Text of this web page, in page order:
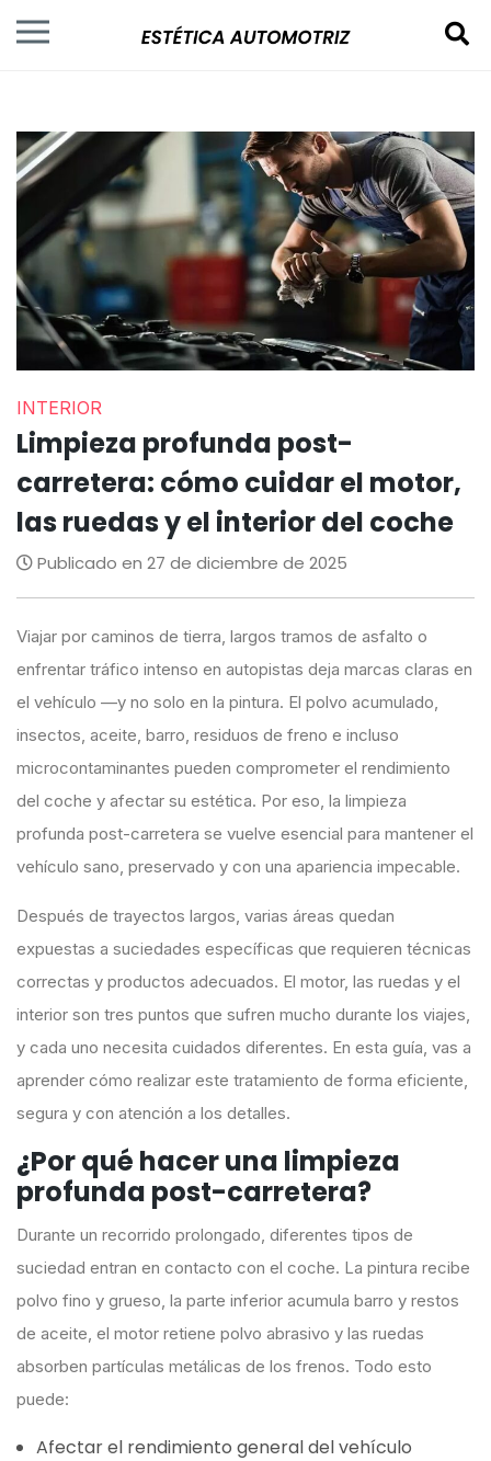
INTERIOR
Limpieza profunda post-
carretera: cómo cuidar el motor,
las ruedas y el interior del coche
Publicado en 27 de diciembre de 2025
Viajar por caminos de tierra, largos tramos de asfalto o
enfrentar tráfico intenso en autopistas deja marcas claras en
el vehículo —y no solo en la pintura. El polvo acumulado,
insectos, aceite, barro, residuos de freno e incluso
microcontaminantes pueden comprometer el rendimiento
del coche y afectar su estética. Por eso, la limpieza
profunda post-carretera se vuelve esencial para mantener el
vehículo sano, preservado y con una apariencia impecable.
Después de trayectos largos, varias áreas quedan
expuestas a suciedades específicas que requieren técnicas
correctas y productos adecuados. El motor, las ruedas y el
interior son tres puntos que sufren mucho durante los viajes,
y cada uno necesita cuidados diferentes. En esta guía, vas a
aprender cómo realizar este tratamiento de forma eficiente,
segura y con atención a los detalles.
¿Por qué hacer una limpieza
profunda post-carretera?
Durante un recorrido prolongado, diferentes tipos de
suciedad entran en contacto con el coche. La pintura recibe
polvo fino y grueso, la parte inferior acumula barro y restos
de aceite, el motor retiene polvo abrasivo y las ruedas
absorben partículas metálicas de los frenos. Todo esto
puede:
Afectar el rendimiento general del vehículo